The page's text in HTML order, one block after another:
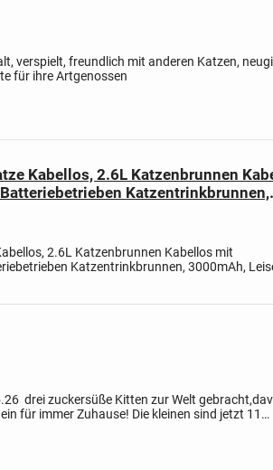
verspielt, freundlich mit anderen Katzen,
für ihre Artgenossen
Kabellos, 2.6L Katzenbrunnen
Katzentrinkbrunnen,
2.6L Katzenbrunnen Kabellos mit
Katzentrinkbrunnen, 3000mAh,
drei zuckersüße Kitten zur Welt
für immer Zuhause! Die kleinen sind jetzt 11
mehrmals Entwurmt und haben...